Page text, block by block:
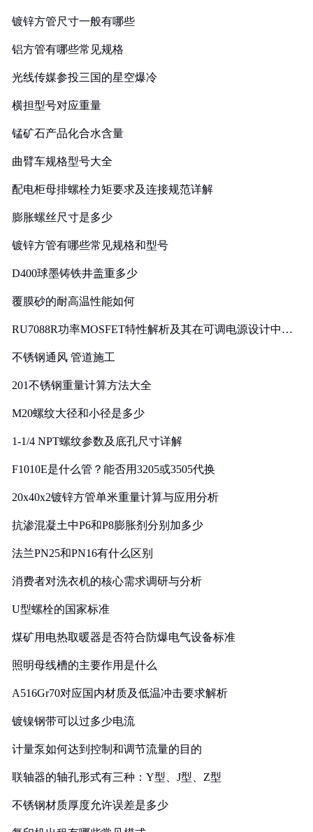
镀锌方管尺寸一般有哪些
铝方管有哪些常见规格
光线传媒参投三国的星空爆冷
横担型号对应重量
锰矿石产品化合水含量
曲臂车规格型号大全
配电柜母排螺栓力矩要求及连接规范详解
膨胀螺丝尺寸是多少
镀锌方管有哪些常见规格和型号
D400球墨铸铁井盖重多少
覆膜砂的耐高温性能如何
RU7088R功率MOSFET特性解析及其在可调电源设计中的
不锈钢通风 管道施工
201不锈钢重量计算方法大全
M20螺纹大径和小径是多少
1-1/4 NPT螺纹参数及底孔尺寸详解
F1010E是什么管？能否用3205或3505代换
20x40x2镀锌方管单米重量计算与应用分析
抗渗混凝土中P6和P8膨胀剂分别加多少
法兰PN25和PN16有什么区别
消费者对洗衣机的核心需求调研与分析
U型螺栓的国家标准
煤矿用电热取暖器是否符合防爆电气设备标准
照明母线槽的主要作用是什么
A516Gr70对应国内材质及低温冲击要求解析
镀镍钢带可以过多少电流
计量泵如何达到控制和调节流量的目的
联轴器的轴孔形式有三种：Y型、J型、Z型
不锈钢材质厚度允许误差是多少